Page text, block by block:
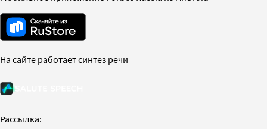
На сайте работает синтез речи
Рассылка: